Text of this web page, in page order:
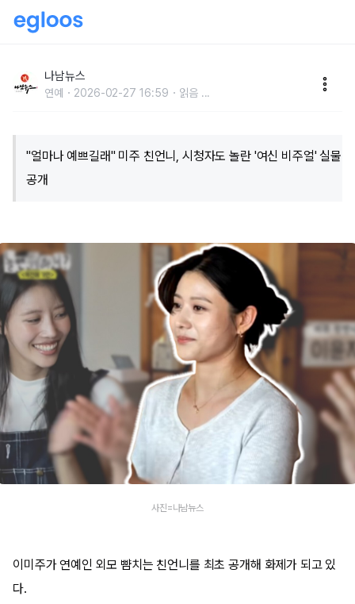
주얼' 실물 공개
나남뉴스
연예 2026-02-27 16:59 읽음 ...
"얼마나 예쁘길래" 미주 친언니, 시청자도 놀란 '여신 비주얼' 실물
공개
사진=나남뉴스
이미주가 연예인 외모 뺨치는 친언니를 최초 공개해 화제가 되고 있
다.